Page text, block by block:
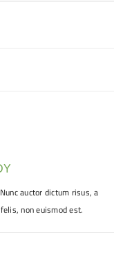
auctor dictum risus, a
non euismod est.